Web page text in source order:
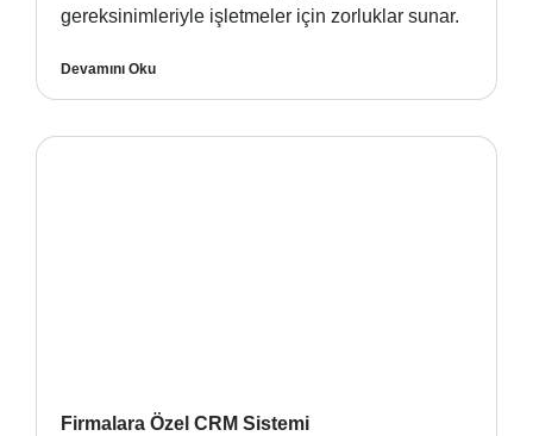
gereksinimleriyle işletmeler için zorluklar sunar.
Devamını Oku
Firmalara Özel CRM Sistemi